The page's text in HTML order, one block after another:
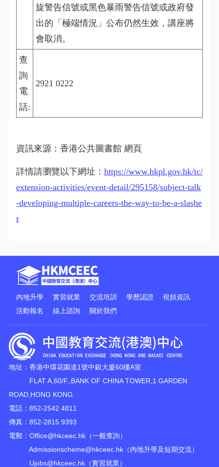
旋警告信號或黑色暴雨警告信號或政府發
出的「極端情況」公布仍然生效，講座將
會取消。
查
詢
電
話:
2921 0222
資訊來源：香港公共圖書館 網頁
詳情請瀏覽以下網址： https://www.hkpl.gov.hk/tc/
extension-activities/event-detail/295158/subject-talk
-developing-multiple-careers-the-way-to-be-a-slashe
r
內地升學 實習就業 交流培訓 學歷認證
視頻資訊
活動報名
線上諮詢 關於我們
地址：香港中環花園道1號中銀大廈60樓A室
FLAT A,60/F.,BANK OF CHINA TOWER,1 GARDEN
ROAD,HONG KONG
電話：852-2542 4811
傳真：852-2815 9393
電郵： Office@hkceec.hk（一般查詢）
Admissionscheme@hkceec.hk（內地升學及短期交流）
Ujobs@hkceec.hk（實習就業）